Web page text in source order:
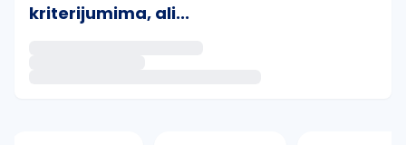
kriterijumima, ali...